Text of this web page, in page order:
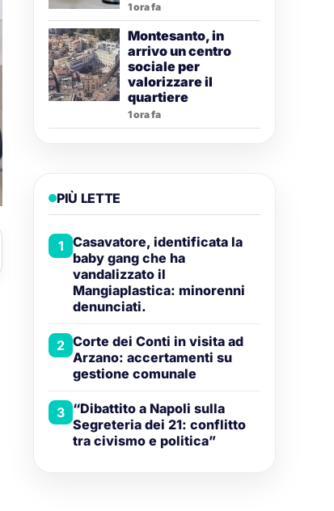
1 ora fa
Montesanto, in
arrivo un centro
sociale per
valorizzare il
quartiere
1 ora fa
PIÙ LETTE
1 Casavatore, identificata la
baby gang che ha
vandalizzato il
Mangiaplastica: minorenni
denunciati.
2 Corte dei Conti in visita ad
Arzano: accertamenti su
gestione comunale
3 “Dibattito a Napoli sulla
Segreteria dei 21: conflitto
tra civismo e politica”